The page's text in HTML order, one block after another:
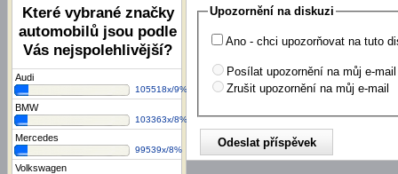
Které vybrané značky
automobilů jsou podle
Vás nejspolehlivější?
Audi
105518x/9%
BMW
103363x/8%
Mercedes
99539x/8%
Volkswagen
Upozornění na diskuzi
Ano - chci upozorňovat na tuto
Posílat upozornění na můj e-mail
Zrušit upozornění na můj e-mail